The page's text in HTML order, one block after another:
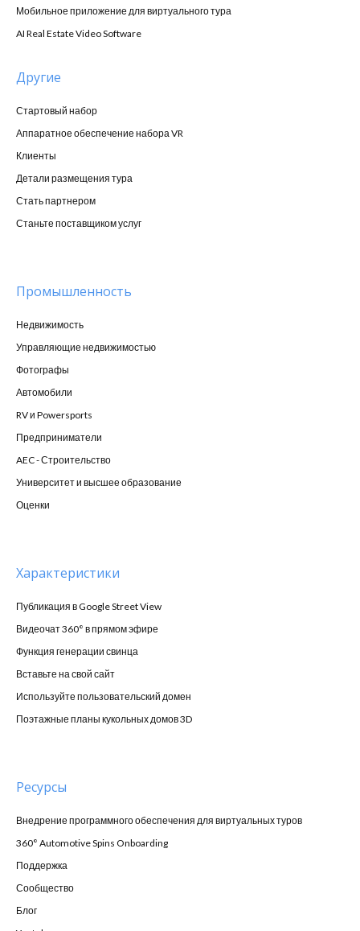
Мобильное приложение для виртуального тура
AI Real Estate Video Software
Другие
Стартовый набор
Аппаратное обеспечение набора VR
Клиенты
Детали размещения тура
Стать партнером
Станьте поставщиком услуг
Промышленность
Недвижимость
Управляющие недвижимостью
Фотографы
Автомобили
RV и Powersports
Предприниматели
AEC - Строительство
Университет и высшее образование
Оценки
Характеристики
Публикация в Google Street View
Видеочат 360° в прямом эфире
Функция генерации свинца
Вставьте на свой сайт
Используйте пользовательский домен
Поэтажные планы кукольных домов 3D
Ресурсы
Внедрение программного обеспечения для виртуальных туров
360° Automotive Spins Onboarding
Поддержка
Сообщество
Блог